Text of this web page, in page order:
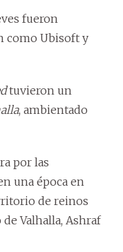
fueron
como Ubisoft y
tuvieron un
, ambientado
por las
una época en
de reinos
Valhalla, Ashraf